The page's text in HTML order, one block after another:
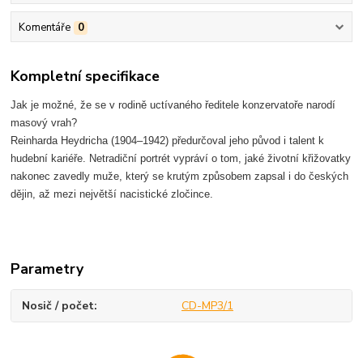
Komentáře 0
Kompletní specifikace
Jak je možné, že se v rodině uctívaného ředitele konzervatoře narodí
masový vrah?
Reinharda Heydricha (1904–1942) předurčoval jeho původ i talent k
hudební kariéře. Netradiční portrét vypráví o tom, jaké životní křižovatky
nakonec zavedly muže, který se krutým způsobem zapsal i do českých
dějin, až mezi největší nacistické zločince.
Parametry
Nosič / počet CD-MP3/1